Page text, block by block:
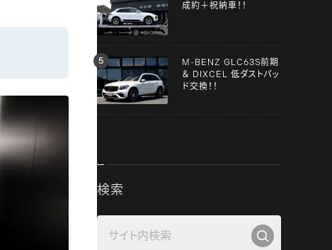
成約＋祝納車！！
M-BENZ GLC63S前期
＆ DIXCEL 低ダストパッ
ド交換！！
検索